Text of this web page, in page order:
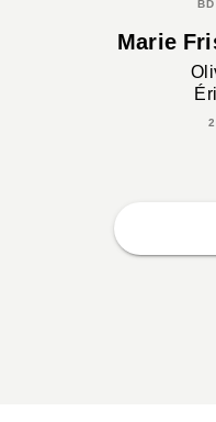
Marie